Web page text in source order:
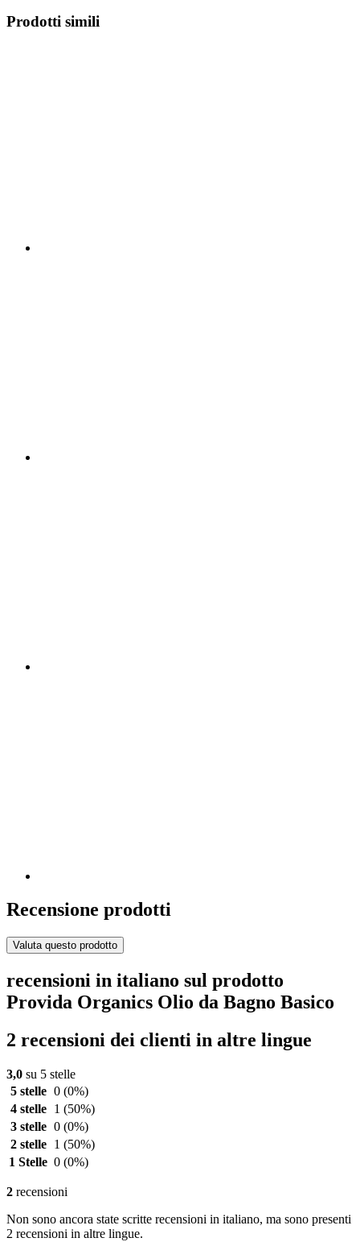
Prodotti simili
Recensione prodotti
Valuta questo prodotto
recensioni in italiano sul prodotto
Provida Organics Olio da Bagno Basico
2 recensioni dei clienti in altre lingue
3,0 su 5 stelle
5 stelle 0 (0%)
4 stelle
1 (50%)
3 stelle 0 (0%)
2 stelle
1 (50%)
1 Stelle 0 (0%)
2 recensioni
Non sono ancora state scritte recensioni in italiano, ma sono presenti
2 recensioni in altre lingue.